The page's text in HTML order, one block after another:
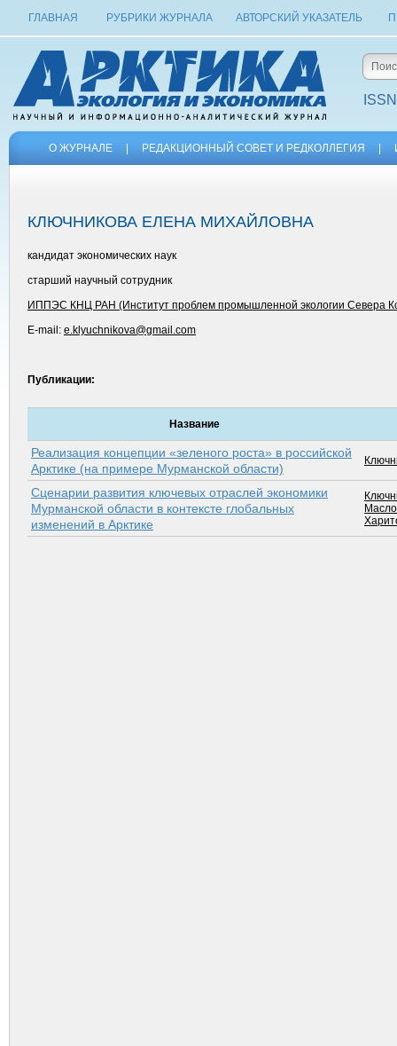
ГЛАВНАЯ РУБРИКИ ЖУРНАЛА АВТОРСКИЙ УКАЗАТЕЛЬ
О ЖУРНАЛЕ РЕДАКЦИОННЫЙ СОВЕТ И РЕДКОЛЛЕГИЯ
КЛЮЧНИКОВА ЕЛЕНА МИХАЙЛОВНА
кандидат экономических наук
старший научный сотрудник
ИППЭС КНЦ РАН (Институт проблем промышленной экологии Севера
E-mail: e.klyuchnikova@gmail.com
Публикации:
Название
Реализация концепции «зеленого роста» в российской
Арктике (на примере Мурманской области)
Сценарии развития ключевых отраслей экономики
Мурманской области в контексте глобальных
изменений в Арктике